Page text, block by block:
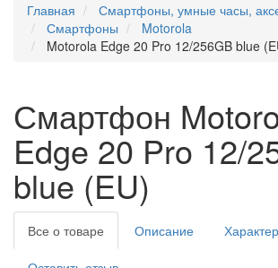
Главная
Смартфоны, умные часы,
Смартфоны
Motorola
Motorola Edge 20 Pro 12/256GB blue
Смартфон
Edge 20 Pro 12/
blue (EU)
Все о товаре Описание